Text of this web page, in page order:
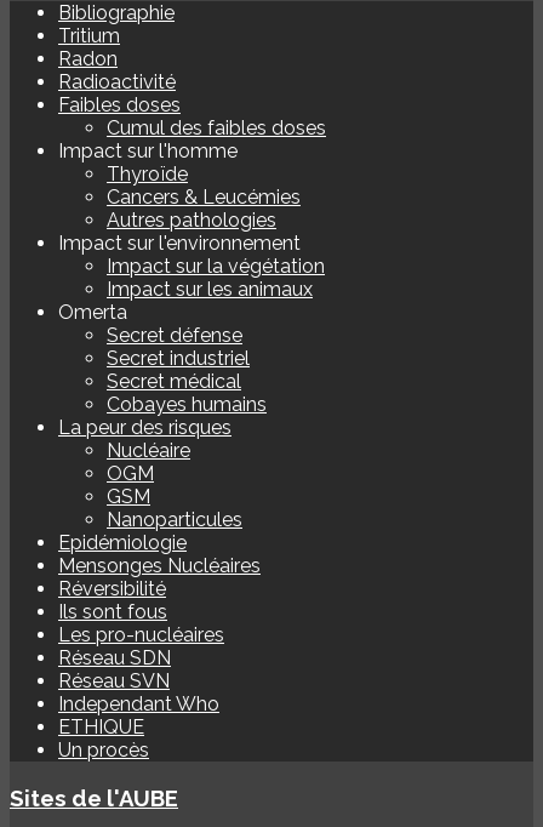
Bibliographie
Tritium
Radon
Radioactivité
Faibles doses
Cumul des faibles doses
Impact sur l'homme
Thyroïde
Cancers & Leucémies
Autres pathologies
Impact sur l'environnement
Impact sur la végétation
Impact sur les animaux
Omerta
Secret défense
Secret industriel
Secret médical
Cobayes humains
La peur des risques
Nucléaire
OGM
GSM
Nanoparticules
Epidémiologie
Mensonges Nucléaires
Réversibilité
Ils sont fous
Les pro-nucléaires
Réseau SDN
Réseau SVN
Independant Who
ETHIQUE
Un procès
Sites de l'AUBE